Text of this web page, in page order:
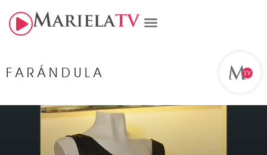
FARÁNDULA